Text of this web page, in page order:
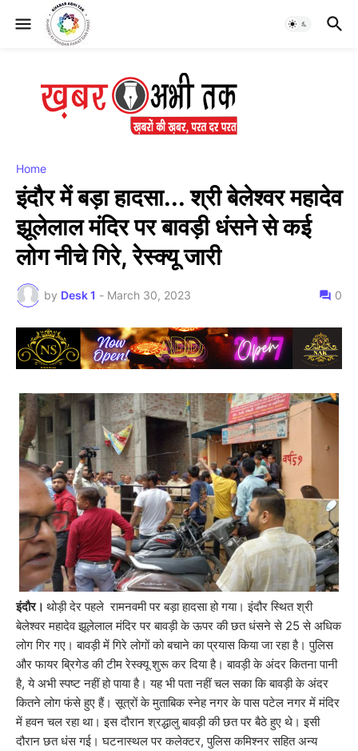
Home
इंदौर में बड़ा हादसा... श्री बेलेश्वर महादेव
झूलेलाल मंदिर पर बावड़ी धंसने से कई
लोग नीचे गिरे, रेस्क्यू जारी
by Desk 1 - March 30, 2023 0
इंदौर। थोड़ी देर पहले रामनवमी पर बड़ा हादसा हो गया। इंदौर स्थित श्री
बेलेश्वर महादेव झूलेलाल मंदिर पर बावड़ी के ऊपर की छत धंसने से 25 से अधिक
लोग गिर गए। बावड़ी में गिरे लोगों को बचाने का प्रयास किया जा रहा है। पुलिस
और फायर ब्रिगेड की टीम रेस्क्यू शुरू कर दिया है। बावड़ी के अंदर कितना पानी
है, ये अभी स्पष्ट नहीं हो पाया है। यह भी पता नहीं चल सका कि बावड़ी के अंदर
कितने लोग फंसे हुए हैं। सूत्रों के मुताबिक स्नेह नगर के पास पटेल नगर में मंदिर
में हवन चल रहा था। इस दौरान श्रद्धालु बावड़ी की छत पर बैठे हुए थे। इसी
दौरान छत धंस गई। घटनास्थल पर कलेक्टर, पुलिस कमिश्नर सहित अन्य